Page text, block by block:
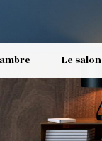
Le salon